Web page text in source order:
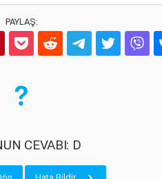
PAYLAŞ:
CEVABI: D